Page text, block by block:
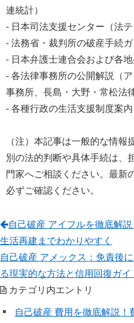
連統計）
- 日本司法支援センター（法
- 法務省・裁判所の破産手続
- 日本弁護士連合会および各
- 各法律事務所の公開解説（
事務所、長島・大野・常松法
- 各種行政の生活支援制度案
（注）本記事は一般的な情
別の法的判断や具体手続は、
門家へご相談ください。最新
必ずご確認ください。
自己破産 アイフルを徹底解
生活再建までわかりやすく
自己破産 アメックス：免責後
る現実的な方法と信用回復ガイ
カテゴリ内エントリ
自己破産 費用を徹底解説